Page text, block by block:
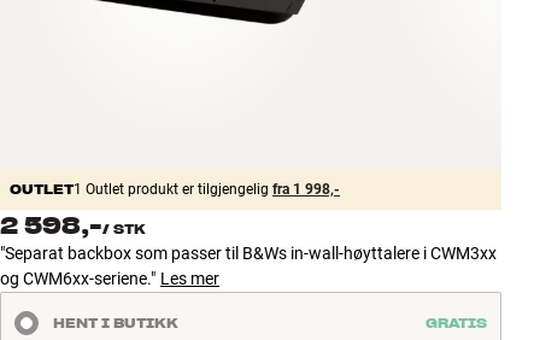
NYHETER
TILBUD
Finn Butikk
OUTLET1 Outlet produkt er tilgjengelig fra 1 998,-
2 598,-/ STK
"Separat backbox som passer til B&Ws in-wall-høyttalere i CWM3xx
og CWM6xx-seriene." Les mer
HENT I BUTIKK GRATIS